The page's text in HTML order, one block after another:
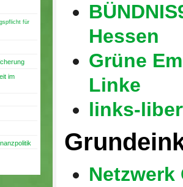
für
im
Hessen
Grüne
Linke
links-